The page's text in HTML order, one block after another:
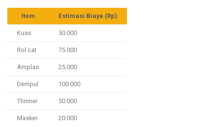
Item
Estimasi Biaya (Rp)
Kuas
50.000
Rol cat
75.000
Amplas
25.000
Dempul
100.000
Thinner
50.000
Masker
20.000